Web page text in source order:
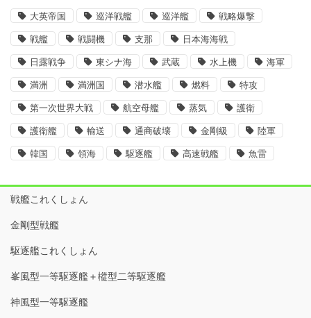
大英帝国 巡洋戦艦 巡洋艦 戦略爆撃
戦艦 戦闘機 支那 日本海海戦
日露戦争 東シナ海 武蔵 水上機 海軍
満洲 満洲国 潜水艦 燃料 特攻
第一次世界大戦 航空母艦 蒸気 護衛
護衛艦 輸送 通商破壊 金剛級 陸軍
韓国 領海 駆逐艦 高速戦艦 魚雷
戦艦これくしょん
金剛型戦艦
駆逐艦これくしょん
峯風型一等駆逐艦＋樅型二等駆逐艦
神風型一等駆逐艦